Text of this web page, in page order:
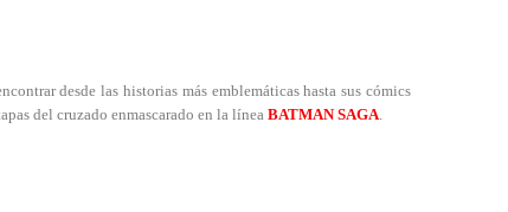
desde las historias más emblemáticas hasta sus cómics
del cruzado enmascarado en la líneaBATMAN SAGA.